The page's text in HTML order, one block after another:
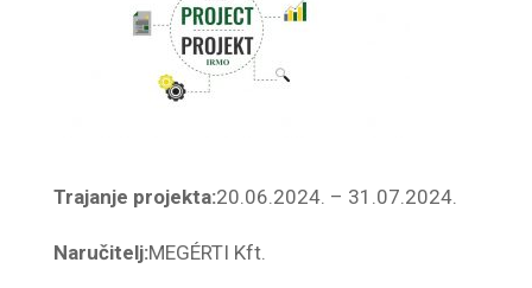
Trajanje projekta:20.06.2024. – 31.07.2024.
Naručitelj:MEGÉRTI Kft.